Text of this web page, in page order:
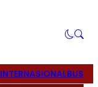
INTERNASIONAL